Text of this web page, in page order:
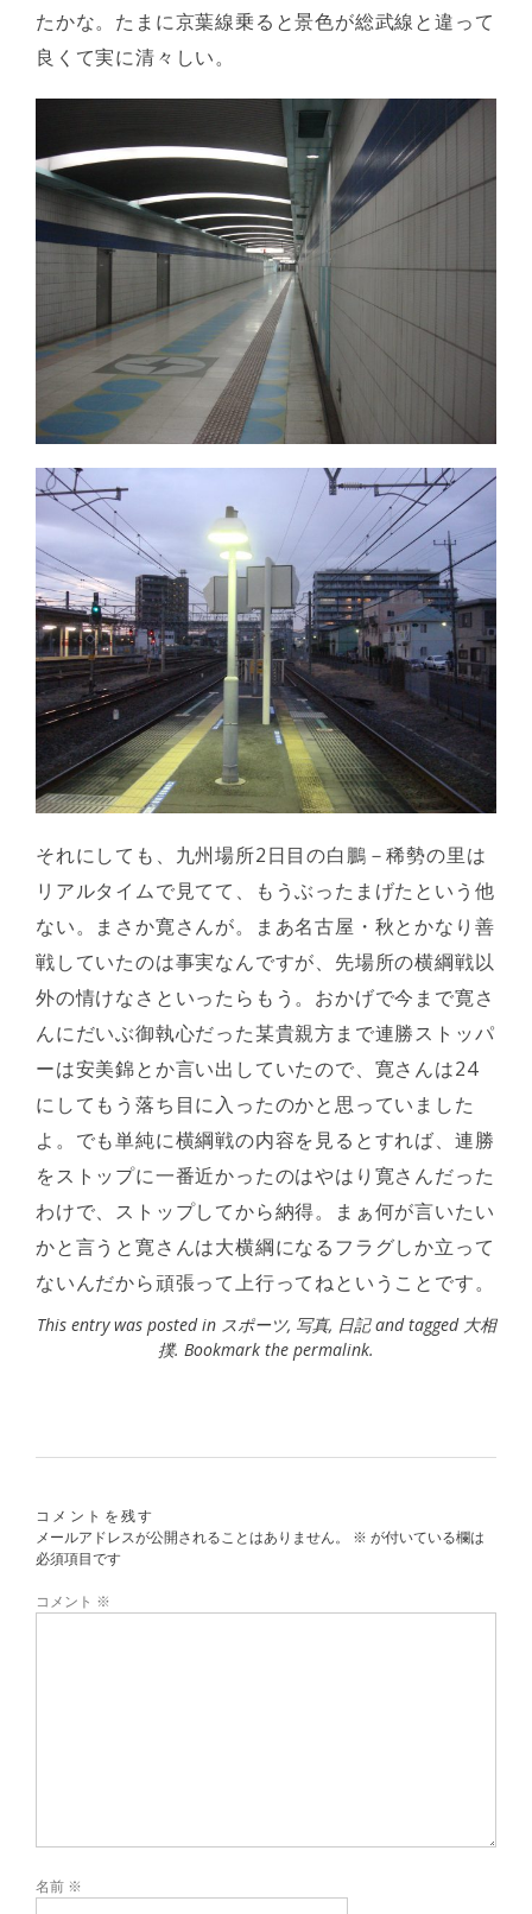
たかな。たまに京葉線乗ると景色が総武線と違って
良くて実に清々しい。
それにしても、九州場所2日目の白鵬－稀勢の里は
リアルタイムで見てて、もうぶったまげたという他
ない。まさか寛さんが。まあ名古屋・秋とかなり善
戦していたのは事実なんですが、先場所の横綱戦以
外の情けなさといったらもう。おかげで今まで寛さ
んにだいぶ御執心だった某貴親方まで連勝ストッパ
ーは安美錦とか言い出していたので、寛さんは24
にしてもう落ち目に入ったのかと思っていました
よ。でも単純に横綱戦の内容を見るとすれば、連勝
をストップに一番近かったのはやはり寛さんだった
わけで、ストップしてから納得。まぁ何が言いたい
かと言うと寛さんは大横綱になるフラグしか立って
ないんだから頑張って上行ってねということです。
This entry was posted in スポーツ, 写真, 日記and tagged 大相
撲. Bookmark the permalink.
コメントを残す
メールアドレスが公開されることはありません。
※ が付いている欄は
必須項目です
コメント ※
名前 ※